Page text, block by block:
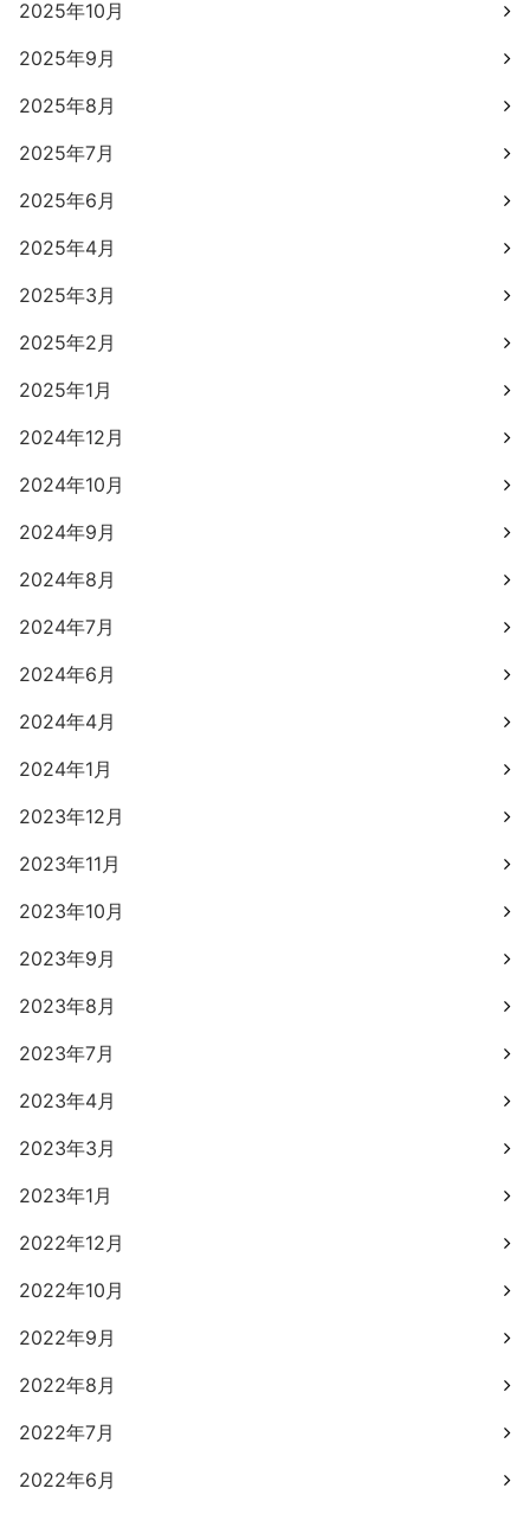
2025年10月
2025年9月
2025年8月
2025年7月
2025年6月
2025年4月
2025年3月
2025年2月
2025年1月
2024年12月
2024年10月
2024年9月
2024年8月
2024年7月
2024年6月
2024年4月
2024年1月
2023年12月
2023年11月
2023年10月
2023年9月
2023年8月
2023年7月
2023年4月
2023年3月
2023年1月
2022年12月
2022年10月
2022年9月
2022年8月
2022年7月
2022年6月